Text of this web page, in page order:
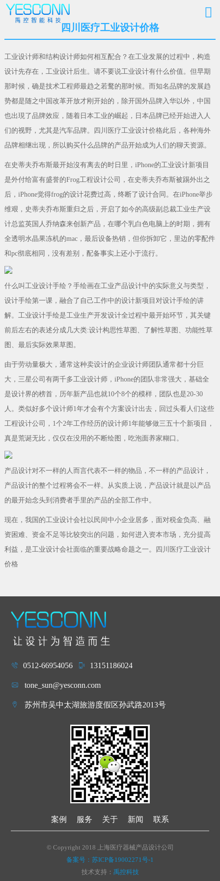
四川医疗工业设计价格
工业设计师和结构设计师如何相互配合？在工业发展的过程中，构造
设计先存在，工业设计后生。请不要说工业设计有什么价值。但早期
那时候，确是技术工程师最趋之若鹜的那时候。而知名品牌的发展趋
势都是随之中国改革开放才刚开始的，除开国外品牌入华以外，中国
也出現了品牌效应，随着日本工业的崛起，日本品牌已经开始进入人
们的视野，尤其是汽车品牌。四川医疗工业设计价格此后，各种海外
品牌相继出现，所以购买什么品牌的产品开始成为人们的聊天资源。
在史蒂夫乔布斯最开始沒有离去的时日里，iPhone的工业设计新项目
是外付给富有盛誉的Frog工程设计公司，在史蒂夫乔布斯被踢外出之
后，iPhone觉得frog的设计花费过高，终断了设计合同。在iPhone举步
维艰，史蒂夫乔布斯重归之后，开启了如今的高级副总裁工业生产设
计总监英国人乔纳森来创新产品，在哪个乳白色电脑上的时期，拥有
全透明水晶果冻机的mac，最后设备热销，但你拆卸它，里边的零配件
和pc彻底相同，没有差别，配备事实上还小于流行。
什么叫工业设计手绘？手绘画在工业产品设计中的实际意义与类型，
设计手绘第一课，融合了自己工作中的设计新项目对设计手绘的讲
解。工业设计手绘是工业生产开发设计全过程中最开始环节，其关键
前后左右的表述分成几大类:设计构思性草图、了解性草图、功能性草
图、最后实际效果草图。
由于劳动量极大，通常这种卖设计的企业设计师团队通常都十分巨
大，三星公司有两千多工业设计师，iPhone的团队非常强大，基础全
是设计界的榜首，历年新产品也就10个8个的模样，团队也是20-30
人。类似好多个设计师1年才会有个方案设计出去，回过头看人们这些
工程设计公司，1个2年工作经历的设计师1年能够做三五十个新项目，
真是荒诞无比，仅仅在没用的不断绘图，吃泡面养家糊口。
产品设计对不一样的人而言代表不一样的物品，不一样的产品设计，
产品设计的整个过程将会不一样。从实质上说，产品设计就是以产品
的最开始念头到消费者手里的产品的全部工作中。
现在，我国的工业设计会社以民间中小企业居多，面对税金负高、融
资困难、资金不足等比较突出的问题，如何进入资本市场，充分提高
利益，是工业设计会社面临的重要战略命题之一。四川医疗工业设计
价格
0512-66954056 13151186024
tone_sun@yesconn.com
苏州市吴中太湖旅游度假区孙武路2013号
案例 服务 关于 新闻 联系
© Copyright 2018 上海医疗器械产品设计公司
备案号：苏ICP备19002271号-1
技术支持： 禹控科技